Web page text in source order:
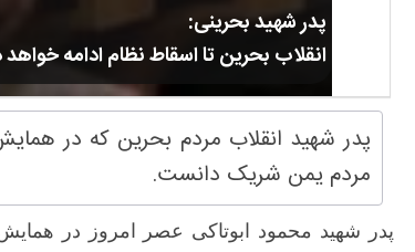
پدر شهید بحرینی:
انقلاب بحرین تا اسقاط نظام ادامه
پدر شهید انقلاب مردم بحرین که در
مردم یمن شریک دانست.
پدر شهید محمود ابوتاکی عصر امروز در